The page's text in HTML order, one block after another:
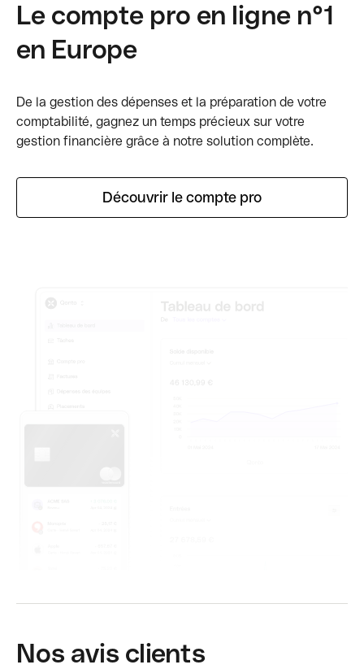
Le compte pro en ligne n°1
en Europe
De la gestion des dépenses et la préparation de votre
comptabilité, gagnez un temps précieux sur votre
gestion financière grâce à notre solution complète.
Découvrir le compte pro
Nos avis clients